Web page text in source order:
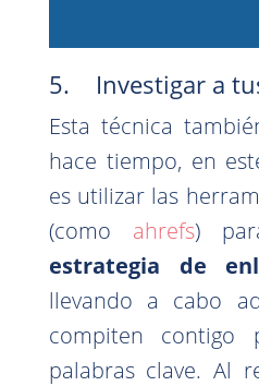
5. Investigar a
Esta técnica
hace tiempo, en
es utilizar las
(como ahrefs)
estrategia de
llevando a cabo
compiten contigo
palabras clave. Al